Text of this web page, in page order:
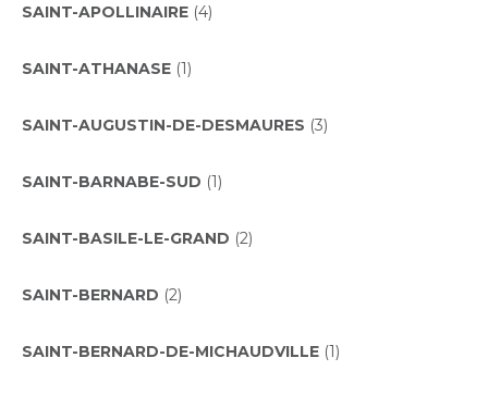
SAINT-APOLLINAIRE (4)
SAINT-ATHANASE (1)
SAINT-AUGUSTIN-DE-DESMAURES (3)
SAINT-BARNABE-SUD (1)
SAINT-BASILE-LE-GRAND (2)
SAINT-BERNARD (2)
SAINT-BERNARD-DE-MICHAUDVILLE (1)